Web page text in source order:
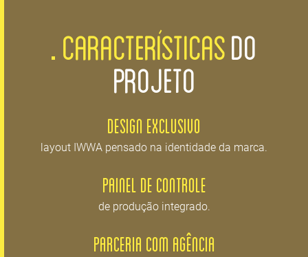
CARACTERÍSTICASDO
PROJETO
Design Exclusivo
layout IWWA pensado na identidade da marca.
Painel de Controle
de produção integrado.
Parceria com Agência